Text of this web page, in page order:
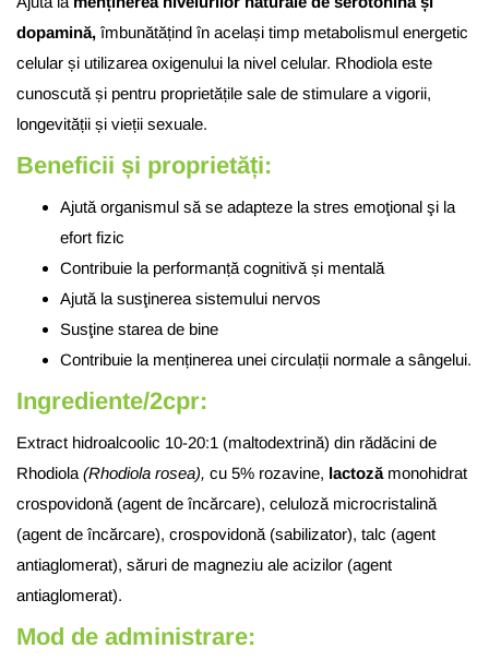
dopamină, îmbunătățind în același timp metabolismul energetic
celular și utilizarea oxigenului la nivel celular. Rhodiola este
cunoscută și pentru proprietățile sale de stimulare a vigorii,
longevității și vieții sexuale.
Beneficii și proprietăți:
Ajută organismul să se adapteze la stres emoţional şi la
efort fizic
Contribuie la performanță cognitivă și mentală
Ajută la susţinerea sistemului nervos
Susţine starea de bine
Contribuie la menținerea unei circulații normale a sângelui.
Ingrediente/2cpr:
Extract hidroalcoolic 10-20:1 (maltodextrină) din rădăcini de
Rhodiola (Rhodiola rosea), cu 5% rozavine, lactoză monohidrat
crospovidonă (agent de încărcare), celuloză microcristalină
(agent de încărcare), crospovidonă (sabilizator), talc (agent
antiaglomerat), săruri de magneziu ale acizilor (agent
antiaglomerat).
Mod de administrare: